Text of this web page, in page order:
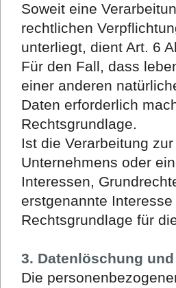
Soweit eine
rechtlichen
unterliegt, dient Art. 6
Für den Fall, dass
einer anderen
Daten erforderlich
Rechtsgrundlage.
Ist die Verarbeitung
Unternehmens oder
Interessen,
erstgenannte
Rechtsgrundlage für
3. Datenlöschung
Die